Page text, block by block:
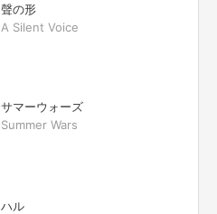
聲の形
A Silent Voice
サマーウォーズ
Summer Wars
ハル